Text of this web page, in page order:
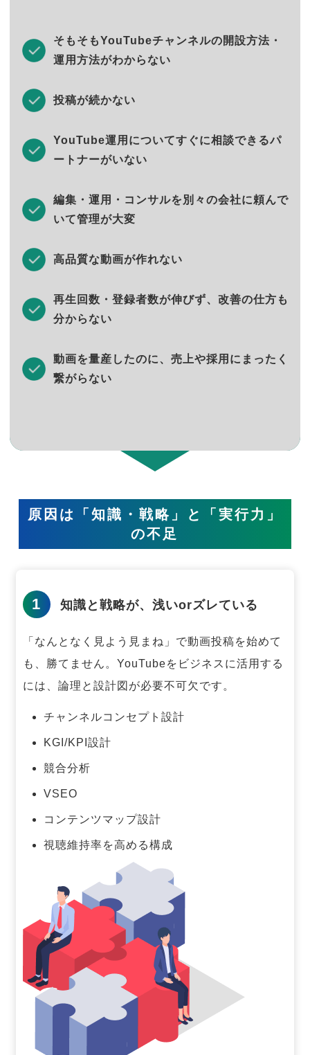
そもそもYouTubeチャンネルの開設方法・
運用方法がわからない
投稿が続かない
YouTube運用についてすぐに相談できるパ
ートナーがいない
編集・運用・コンサルを別々の会社に頼んで
いて管理が大変
高品質な動画が作れない
再生回数・登録者数が伸びず、改善の仕方も
分からない
動画を量産したのに、売上や採用にまったく
繋がらない
原因は「知識・戦略」と「実行力」
の不足
1 知識と戦略が、浅いorズレている
「なんとなく見よう見まね」で動画投稿を始めて
も、勝てません。 YouTubeをビジネスに活用する
には、論理と設計図が必要不可欠です。
チャンネルコンセプト設計
KGI/KPI設計
競合分析
VSEO
コンテンツマップ設計
視聴維持率を高める構成